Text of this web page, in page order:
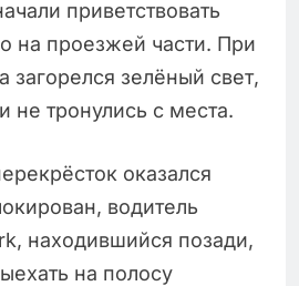
приветствовать
на проезжей части. При
загорелся зелёный свет,
не тронулись с места.
оказался
водитель
находившийся позади,
на полосу